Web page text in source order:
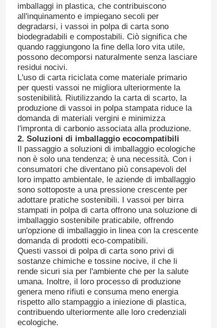
Casa
Prodotti
imballaggi in plastica, che contribuiscono
all'inquinamento e impiegano secoli per
degradarsi, i vassoi in polpa di carta sono
biodegradabili e compostabili. Ciò significa che
quando raggiungono la fine della loro vita utile,
possono decomporsi naturalmente senza lasciare
residui nocivi.
L'uso di carta riciclata come materiale primario
per questi vassoi ne migliora ulteriormente la
sostenibilità. Riutilizzando la carta di scarto, la
produzione di vassoi in polpa stampata riduce la
domanda di materiali vergini e minimizza
l'impronta di carbonio associata alla produzione.
2. Soluzioni di imballaggio ecocompatibili
Il passaggio a soluzioni di imballaggio ecologiche
non è solo una tendenza; è una necessità. Con i
consumatori che diventano più consapevoli del
loro impatto ambientale, le aziende di imballaggio
sono sottoposte a una pressione crescente per
adottare pratiche sostenibili. I vassoi per birra
stampati in polpa di carta offrono una soluzione di
imballaggio sostenibile praticabile, offrendo
un'opzione di imballaggio in linea con la crescente
domanda di prodotti eco-compatibili.
Questi vassoi di polpa di carta sono privi di
sostanze chimiche e tossine nocive, il che li
rende sicuri sia per l'ambiente che per la salute
umana. Inoltre, il loro processo di produzione
genera meno rifiuti e consuma meno energia
rispetto allo stampaggio a iniezione di plastica,
contribuendo ulteriormente alle loro credenziali
ecologiche.